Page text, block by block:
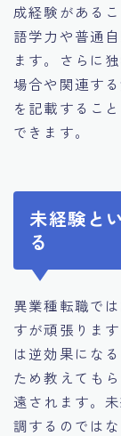
成経験がある
語学力や普通
ます。さらに
場合や関連す
を記載するこ
できます。
未経験と
る
異業種転職で
すが頑張りま
は逆効果にな
ため教えても
遠されます。
調するのでは